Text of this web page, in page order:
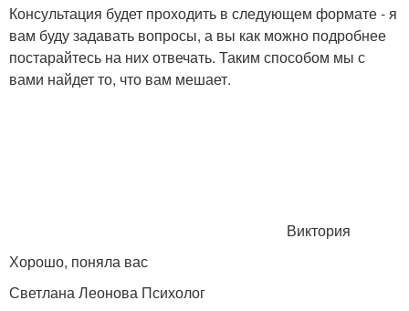
Консультация будет проходить в следующем формате - я
вам буду задавать вопросы, а вы как можно подробнее
постарайтесь на них отвечать. Таким способом мы с
вами найдет то, что вам мешает.
Виктория
Хорошо, поняла вас
Светлана Леонова Психолог